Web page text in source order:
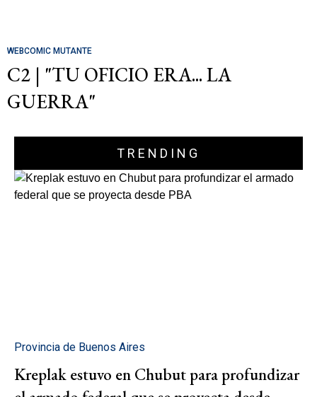
WEBCOMIC MUTANTE
C2 | "TU OFICIO ERA... LA
GUERRA"
TRENDING
Provincia de Buenos Aires
Kreplak estuvo en Chubut para profundizar